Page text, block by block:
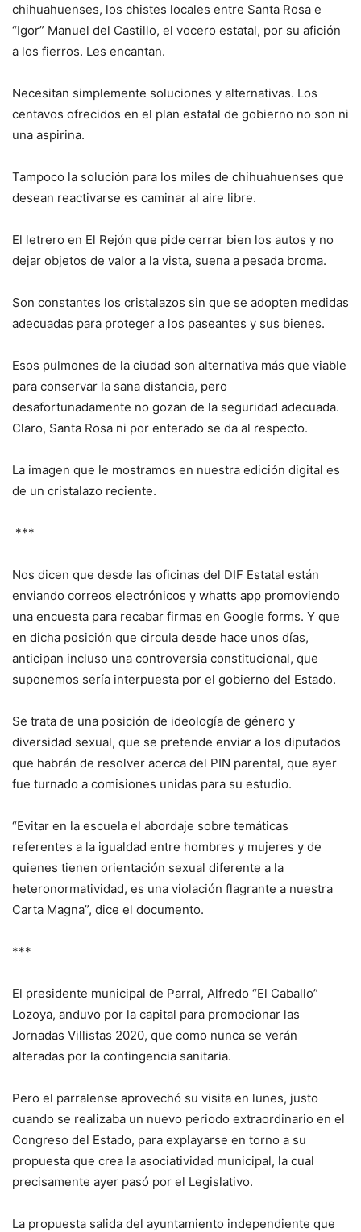
chihuahuenses, los chistes locales entre Santa Rosa e
“Igor” Manuel del Castillo, el vocero estatal, por su afición
a los fierros. Les encantan.
Necesitan simplemente soluciones y alternativas. Los
centavos ofrecidos en el plan estatal de gobierno no son ni
una aspirina.
Tampoco la solución para los miles de chihuahuenses que
desean reactivarse es caminar al aire libre.
El letrero en El Rejón que pide cerrar bien los autos y no
dejar objetos de valor a la vista, suena a pesada broma.
Son constantes los cristalazos sin que se adopten medidas
adecuadas para proteger a los paseantes y sus bienes.
Esos pulmones de la ciudad son alternativa más que viable
para conservar la sana distancia, pero
desafortunadamente no gozan de la seguridad adecuada.
Claro, Santa Rosa ni por enterado se da al respecto.
La imagen que le mostramos en nuestra edición digital es
de un cristalazo reciente.
***
Nos dicen que desde las oficinas del DIF Estatal están
enviando correos electrónicos y whatts app promoviendo
una encuesta para recabar firmas en Google forms. Y que
en dicha posición que circula desde hace unos días,
anticipan incluso una controversia constitucional, que
suponemos sería interpuesta por el gobierno del Estado.
Se trata de una posición de ideología de género y
diversidad sexual, que se pretende enviar a los diputados
que habrán de resolver acerca del PIN parental, que ayer
fue turnado a comisiones unidas para su estudio.
“Evitar en la escuela el abordaje sobre temáticas
referentes a la igualdad entre hombres y mujeres y de
quienes tienen orientación sexual diferente a la
heteronormatividad, es una violación flagrante a nuestra
Carta Magna”, dice el documento.
***
El presidente municipal de Parral, Alfredo “El Caballo”
Lozoya, anduvo por la capital para promocionar las
Jornadas Villistas 2020, que como nunca se verán
alteradas por la contingencia sanitaria.
Pero el parralense aprovechó su visita en lunes, justo
cuando se realizaba un nuevo periodo extraordinario en el
Congreso del Estado, para explayarse en torno a su
propuesta que crea la asociatividad municipal, la cual
precisamente ayer pasó por el Legislativo.
La propuesta salida del ayuntamiento independiente que